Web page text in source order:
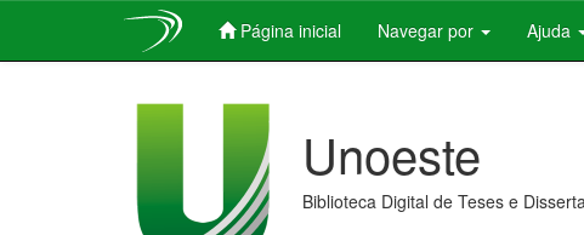
Página inicial Navegar por Ajuda
Unoeste
Biblioteca Digital de Teses e